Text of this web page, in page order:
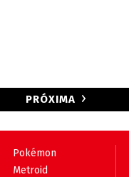
PRÓXIMA
Pokémon
Metroid